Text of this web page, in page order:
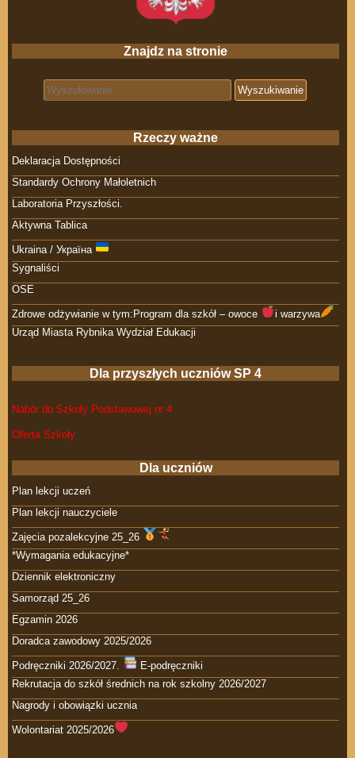
Znajdz na stronie
Search for:
Rzeczy ważne
Deklaracja Dostępności
Standardy Ochrony Małoletnich
Laboratoria Przyszłości.
Aktywna Tablica
Ukraina / Україна
Sygnaliści
OSE
Zdrowe odżywianie w tym:Program dla szkół – owoce
i warzywa
Urząd Miasta Rybnika Wydział Edukacji
Dla przyszłych uczniów SP 4
Nabór do Szkoły Podstawowej nr 4
Oferta Szkoły
Dla uczniów
Plan lekcji uczeń
Plan lekcji nauczyciele
Zajęcia pozalekcyjne 25_26
*Wymagania edukacyjne*
Dziennik elektroniczny
Samorząd 25_26
Egzamin 2026
Doradca zawodowy 2025/2026
Podręczniki 2026/2027.
E-podręczniki
Rekrutacja do szkół średnich na rok szkolny 2026/2027
Nagrody i obowiązki ucznia
Wolontariat 2025/2026